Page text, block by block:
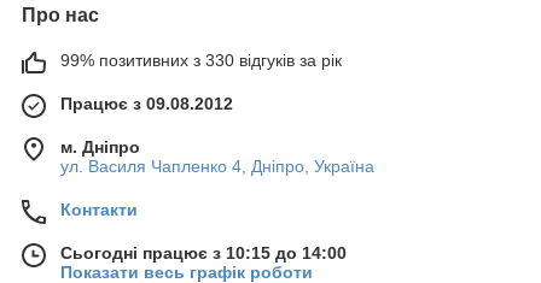
Про нас
99% позитивних з 330 відгуків за рік
Працює з 09.08.2012
м. Дніпро
ул. Василя Чапленко 4, Дніпро, Україна
Контакти
Сьогодні працює з 10:15 до 14:00
Показати весь графік роботи